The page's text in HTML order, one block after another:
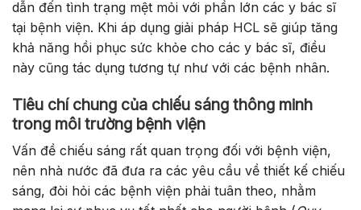
dẫn đến tình trạng mệt mỏi với phần lớn các y bác sĩ
tại bệnh viện. Khi áp dụng giải pháp HCL sẽ giúp tăng
khả năng hồi phục sức khỏe cho các y bác sĩ, điều
này cũng tác dụng tương tự như với các bệnh nhân.
Tiêu chí chung của chiếu sáng thông minh
trong môi trường bệnh viện
Vấn đề chiếu sáng rất quan trọng đối với bệnh viện,
nên nhà nước đã đưa ra các yêu cầu về thiết kế chiếu
sáng, đòi hỏi các bệnh viện phải tuân theo, nhằm